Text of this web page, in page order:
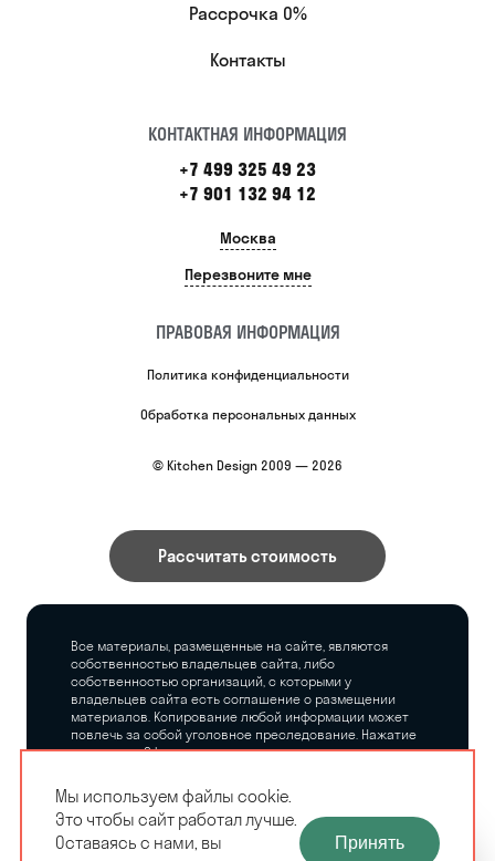
Рассрочка 0%
Контакты
КОНТАКТНАЯ ИНФОРМАЦИЯ
+7 499 325 49 23
+7 901 132 94 12
Москва
Перезвоните мне
ПРАВОВАЯ ИНФОРМАЦИЯ
Политика конфиденциальности
Обработка персональных данных
© Kitchen Design 2009 — 2026
Рассчитать стоимость
Все материалы, размещенные на сайте, являются
собственностью владельцев сайта, либо
собственностью организаций, с которыми у
владельцев сайта есть соглашение о размещении
материалов. Копирование любой информации может
повлечь за собой уголовное преследование. Нажатие
на кнопку «Оформить заказ», а также последующее
владельцев сайта никаких обязательств.
ЗАМЕРЩИК-
РАСЧЕТ КУХНИ
Мы используем файлы cookie.
Это чтобы сайт работал лучше.
Оставаясь с нами, вы
Принять